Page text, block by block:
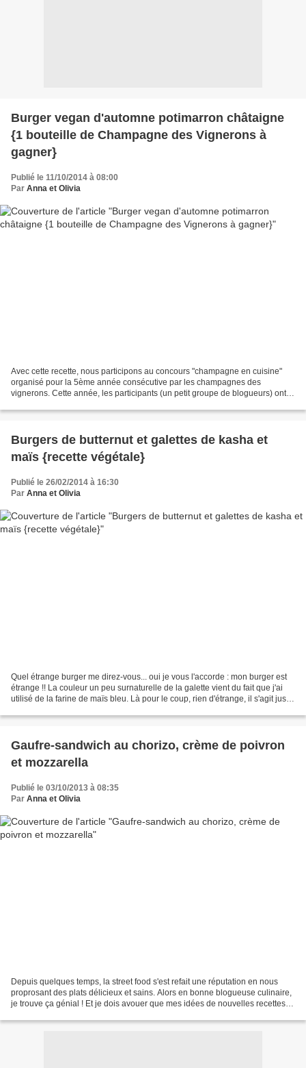
Burger vegan d'automne potimarron châtaigne
{1 bouteille de Champagne des Vignerons à
gagner}
Publié le 11/10/2014 à 08:00
Par Anna et Olivia
Avec cette recette, nous participons au concours "champagne en cuisine"
organisé pour la 5ème année consécutive par les champagnes des
vignerons. Cette année, les participants (un petit groupe de blogueurs) ont
Burgers de butternut et galettes de kasha et
maïs {recette végétale}
Publié le 26/02/2014 à 16:30
Par Anna et Olivia
Quel étrange burger me direz-vous... oui je vous l'accorde : mon burger est
étrange !! La couleur un peu surnaturelle de la galette vient du fait que j'ai
utilisé de la farine de maïs bleu. Là pour le coup, rien d'étrange, il s'agit juste
Gaufre-sandwich au chorizo, crème de poivron
et mozzarella
Publié le 03/10/2013 à 08:35
Par Anna et Olivia
Depuis quelques temps, la street food s'est refait une réputation en nous
proprosant des plats délicieux et sains. Alors en bonne blogueuse culinaire,
je trouve ça génial ! Et je dois avouer que mes idées de nouvelles recettes